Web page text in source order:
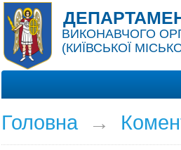
ВИКОНАВЧОГО
(КИЇВСЬКОЇ
Головна→